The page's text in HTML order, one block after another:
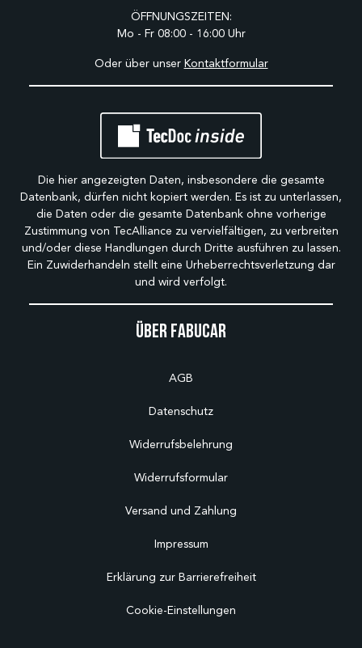
Über Fabucar
AGB
Datenschutz
Widerrufsbelehrung
Widerrufsformular
Versand und Zahlung
Impressum
Erklärung zur Barrierefreiheit
Cookie-Einstellungen
ÖFFNUNGSZEITEN:
Mo - Fr 08:00 - 16:00 Uhr
Oder über unser Kontaktformular
Die hier angezeigten Daten, insbesondere die gesamte
Datenbank, dürfen nicht kopiert werden. Es ist zu unterlassen,
die Daten oder die gesamte Datenbank ohne vorherige
Zustimmung von TecAlliance zu vervielfältigen, zu verbreiten
und/oder diese Handlungen durch Dritte ausführen zu lassen.
Ein Zuwiderhandeln stellt eine Urheberrechtsverletzung dar
und wird verfolgt.